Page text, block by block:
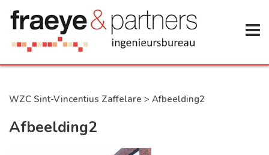
WZC Sint-Vincentius Zaffelare > Afbeelding2
Afbeelding2